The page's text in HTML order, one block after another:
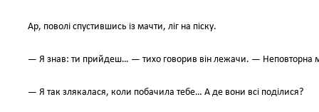
Ар, поволі спустившись із мачти, ліг на піску.
— Я знав: ти прийдеш… — тихо говорив він лежачи. — Неповторна
— Я так злякалася, коли побачила тебе… А де вони всі поділися?